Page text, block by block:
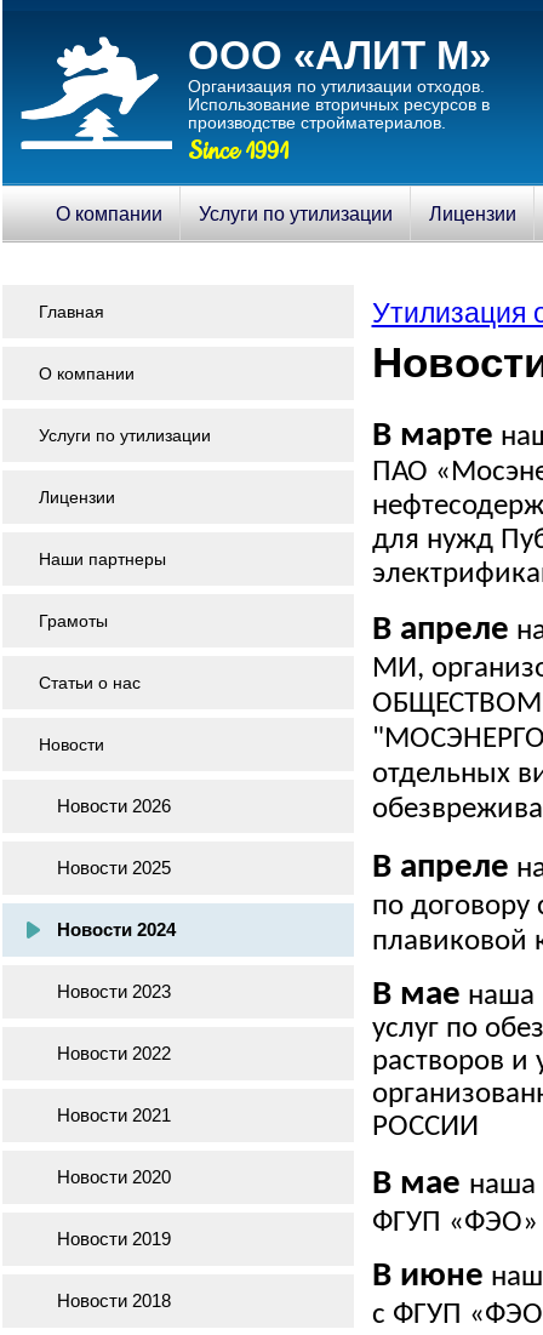
ООО «АЛИТ М»
Организация по утилизации отходов.
Использование вторичныx ресурсов в
производстве стройматериалов.
Since 1991
О компании Услуги по утилизации Лицензии
Утилизация
В марте
ПАО
для нужд
В апреле
МИ,
ОБЩЕСТВОМ
отдельных
В апреле
по
плавиковой
В мае наша
услуг по
растворов и
РОССИИ
В мае наша
ФГУП «ФЭО»
В июне
с ФГУП
Главная
О компании
Услуги по утилизации
Лицензии
Наши партнеры
Грамоты
Статьи о нас
Новости
Новости 2026
Новости 2025
Новости 2024
Новости 2023
Новости 2022
Новости 2021
Новости 2020
Новости 2019
Новости 2018